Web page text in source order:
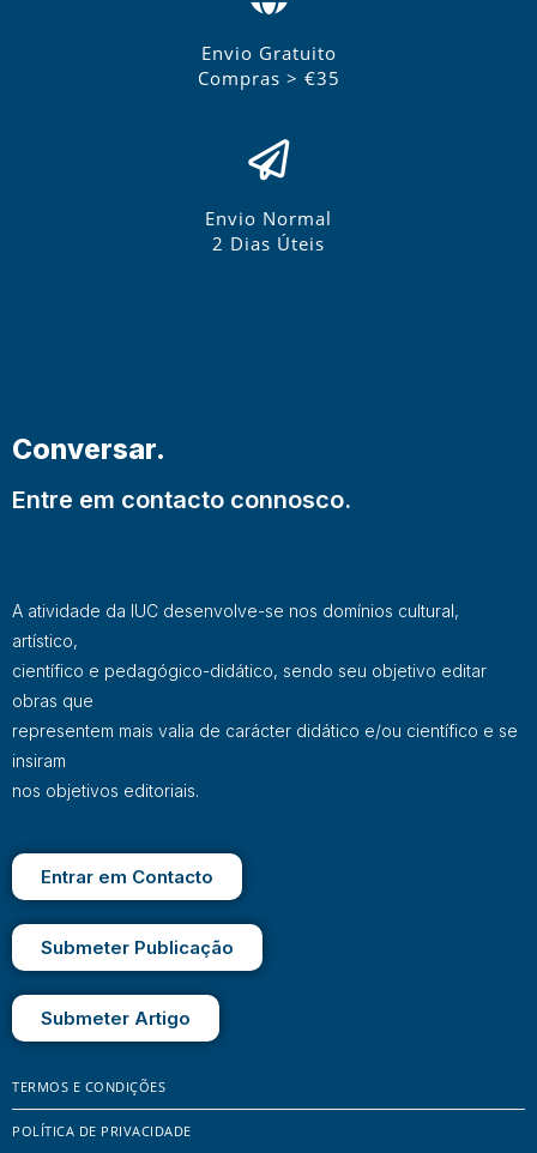
Envio Gratuito
Compras > €35
Envio Normal
2 Dias Úteis
Conversar.
Entre em contacto connosco.
A atividade da IUC desenvolve-se nos domínios cultural,
artístico,
científico e pedagógico-didático, sendo seu objetivo editar
obras que
representem mais valia de carácter didático e/ou científico e se
insiram
nos objetivos editoriais.
Entrar em Contacto
Submeter Publicação
Submeter Artigo
TERMOS E CONDIÇÕES
POLÍTICA DE PRIVACIDADE